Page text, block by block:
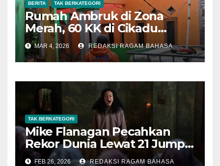
BERITA TAK BERKATEGORI
Rumah Ambruk di Zona
Merah, 60 KK di Cikadu
Terancam Pergerakan Tanah
Susulan
MAR 4, 2026 REDAKSI RAGAM BAHASA
TAK BERKATEGORI
Mike Flanagan Pecahkan
Rekor Dunia Lewat 21 Jump
Scare di The Midnight Club
FEB 26, 2026 REDAKSI RAGAM BAHASA